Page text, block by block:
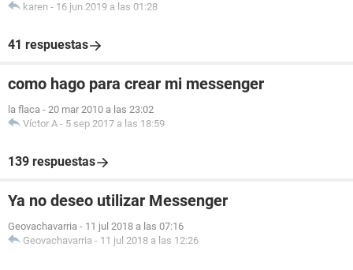
karen - 16 jun 2019 a las 01:28
41 respuestas
como hago para crear mi messenger
la flaca - 20 mar 2010 a las 23:02
Víctor A - 5 sep 2017 a las 18:59
139 respuestas
Ya no deseo utilizar Messenger
Geovachavarria - 11 jul 2018 a las 07:16
Geovachavarria - 11 jul 2018 a las 12:26